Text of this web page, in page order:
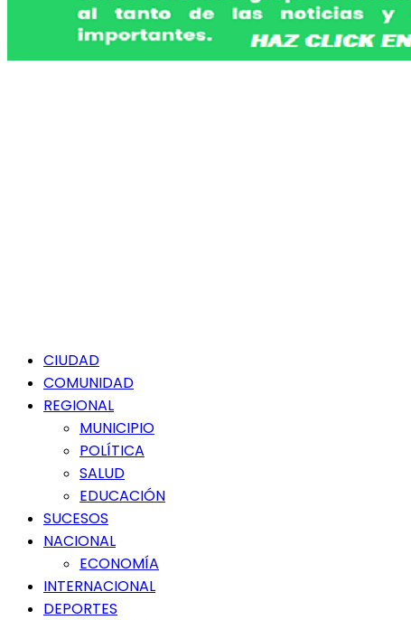
Menú
principal
CIUDAD
COMUNIDAD
REGIONAL
MUNICIPIO
POLÍTICA
SALUD
EDUCACIÓN
SUCESOS
NACIONAL
ECONOMÍA
INTERNACIONAL
DEPORTES